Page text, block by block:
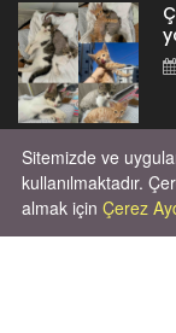
Sitemizde ve
kullanılmaktadır.
almak için Çerez